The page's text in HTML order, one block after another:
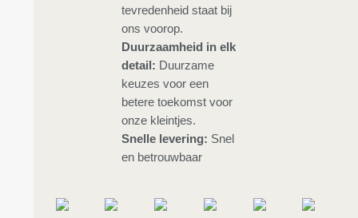
tevredenheid staat bij
ons voorop.
Duurzaamheid in elk
detail: Duurzame
keuzes voor een
betere toekomst voor
onze kleintjes.
Snelle levering: Snel
en betrouwbaar